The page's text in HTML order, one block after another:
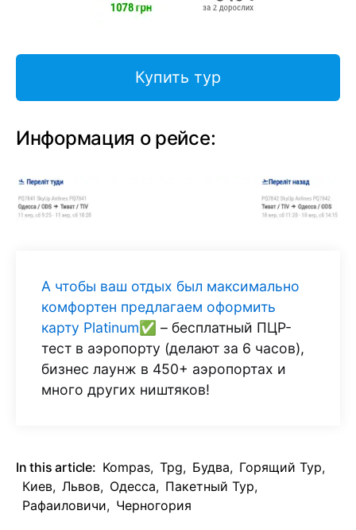
Купить тур
Информация о рейсе:
А чтобы ваш отдых был максимально
комфортен предлагаем оформить
карту Platinum✅ – бесплатный ПЦР-
тест в аэропорту (делают за 6 часов),
бизнес лаунж в 450+ аэропортах и
много других ништяков!
In this article: Kompas, Tpg, Будва, Горящий Тур,
Киев, Львов, Одесса, Пакетный Тур,
Рафаиловичи, Черногория